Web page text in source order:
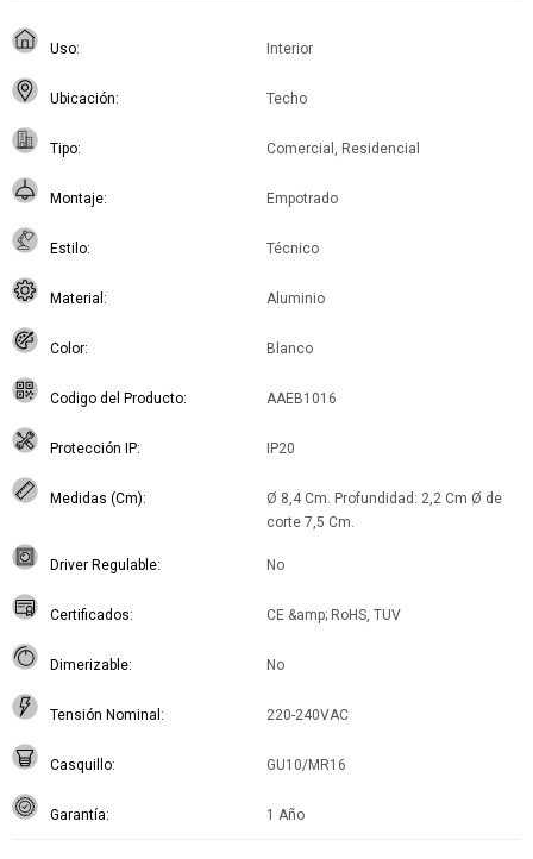
Uso Interior
Ubicación Techo
Tipo Comercial, Residencial
Montaje Empotrado
Estilo Técnico
Material Aluminio
Color Blanco
Codigo del Producto AAEB1016
Protección IP IP20
Medidas (Cm)
Ø 8,4 Cm. Profundidad: 2,2 Cm Ø de
corte 7,5 Cm.
Driver Regulable No
Certificados CE &amp; RoHS, TUV
Dimerizable No
Tensión Nominal 220-240VAC
Casquillo GU10/MR16
Garantía 1 Año